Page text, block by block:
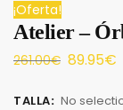
¡Oferta!
Atelier –
261.00€ 89.95€
TALLA: No